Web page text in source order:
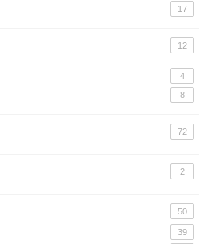
17
12
4
8
72
2
50
39